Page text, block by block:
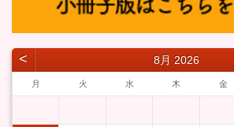
˂ 8月 2026
月 火 水 木 金